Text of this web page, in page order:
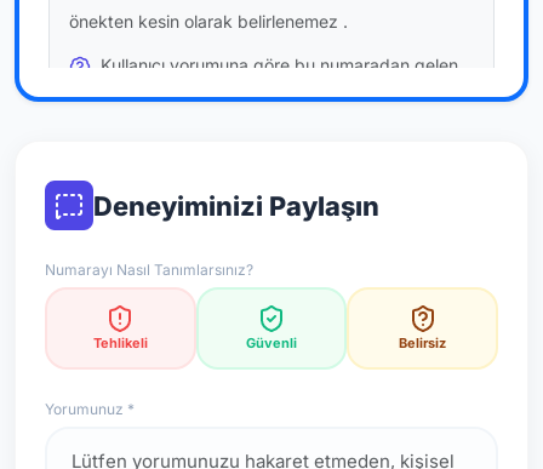
önekten kesin olarak belirlenemez .
Kullanıcı yorumuna göre bu numaradan gelen
çağrılaratemkinli yaklaşmanızönerilir; bu bir site
resmi doğrulama niteliği taşımaz.
*Not: Değerlendirmeler onaylı kullanıcı yorumlarına göre
güncellenir.
Deneyiminizi Paylaşın
Numarayı Nasıl Tanımlarsınız?
Tehlikeli Güvenli Belirsiz
Yorumunuz *